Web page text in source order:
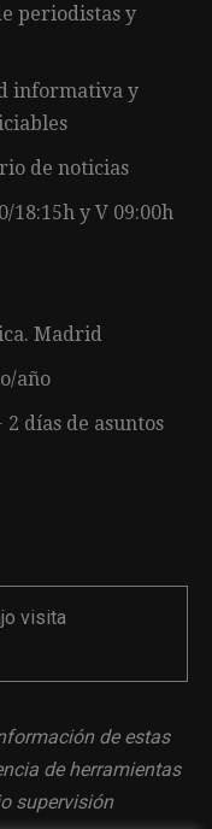
periodistas y
informativa y
de noticias
18:15h y V 09:00h
Madrid
año
2 días de asuntos
visita
de estas
de herramientas
supervisión